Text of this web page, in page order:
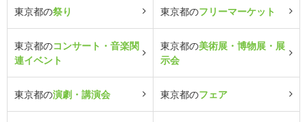
東京都の祭り 東京都のフリーマーケット
東京都のコンサート・音楽関
連イベント
東京都の美術展・博物展・展
示会
東京都の演劇・講演会 東京都のフェア